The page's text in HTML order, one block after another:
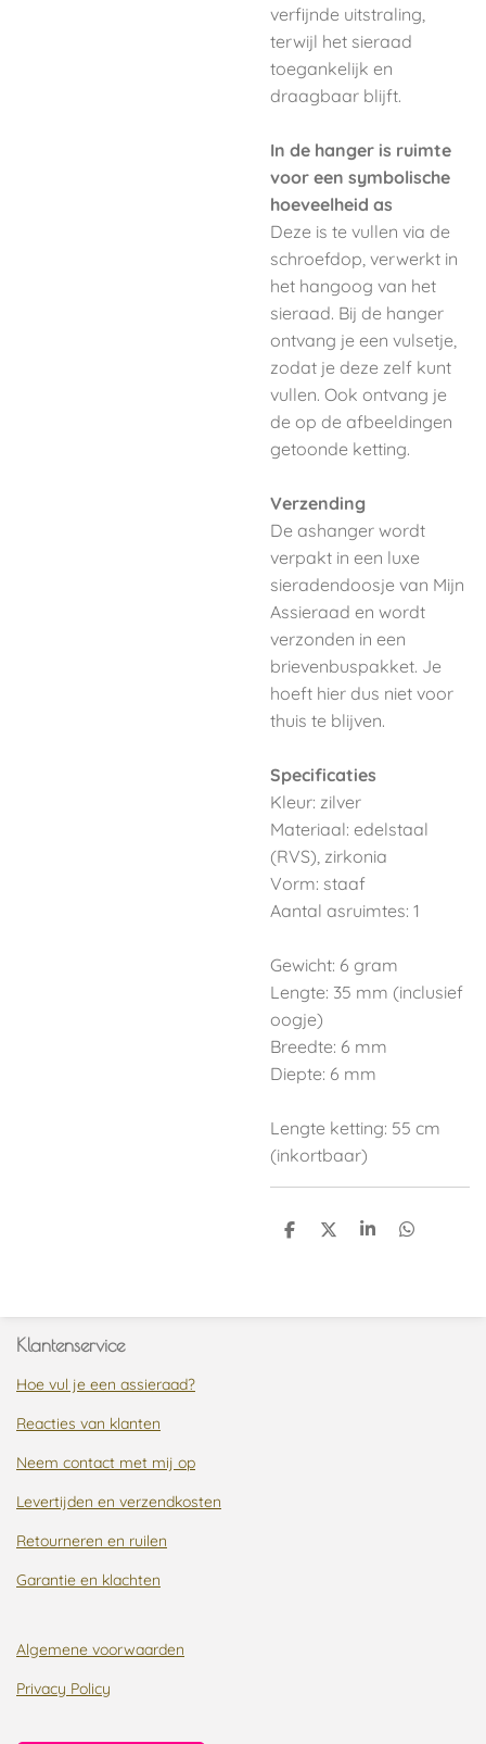
verfijnde uitstraling,
terwijl het sieraad
toegankelijk en
draagbaar blijft.
In de hanger is ruimte
voor een symbolische
hoeveelheid as
Deze is te vullen via de
schroefdop, verwerkt in
het hangoog van het
sieraad. Bij de hanger
ontvang je een vulsetje,
zodat je deze zelf kunt
vullen. Ook ontvang je
de op de afbeeldingen
getoonde ketting.
Verzending
De ashanger wordt
verpakt in een luxe
sieradendoosje van Mijn
Assieraad en wordt
verzonden in een
brievenbuspakket. Je
hoeft hier dus niet voor
thuis te blijven.
Specificaties
Kleur: zilver
Materiaal: edelstaal
(RVS), zirkonia
Vorm: staaf
Aantal asruimtes: 1
Gewicht: 6 gram
Lengte: 35 mm (inclusief
oogje)
Breedte: 6 mm
Diepte: 6 mm
Lengte ketting: 55 cm
(inkortbaar)
D
D
S
D
Klantenservice
Hoe vul je een assieraad?
Reacties van klanten
Neem contact met mij op
Levertijden en verzendkosten
Retourneren en ruilen
Garantie en klachten
Algemene voorwaarden
Privacy Policy